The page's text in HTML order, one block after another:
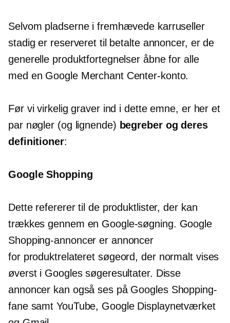
Selvom pladserne i fremhævede karruseller
stadig er reserveret til betalte annoncer, er de
generelle produktfortegnelser åbne for alle
med en Google Merchant Center-konto.
Før vi virkelig graver ind i dette emne, er her et
par nøgler (og lignende) begreber og deres
definitioner:
Google Shopping
Dette refererer til de produktlister, der kan
trækkes gennem en Google-søgning. Google
Shopping-annoncer er annoncer
for produktrelateret søgeord, der normalt vises
øverst i Googles søgeresultater. Disse
annoncer kan også ses på Googles Shopping-
fane samt YouTube, Google Displaynetværket